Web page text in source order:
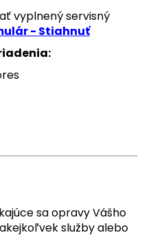
vyplnený servisný
- Stiahnuť
sa opravy Vášho
služby alebo